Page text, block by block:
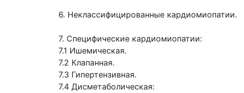
6. Неклассифицированные кардиомиопатии.
7. Специфические кардиомиопатии:
7.1 Ишемическая.
7.2 Клапанная.
7.3 Гипертензивная.
7.4 Дисметаболическая: